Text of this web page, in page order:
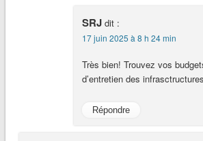
SRJ dit :
17 juin 2025 à 8 h 24 min
Très bien! Trouvez vos
d’entretien des
Répondre